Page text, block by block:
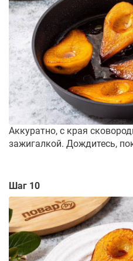
Аккуратно, с края
зажигалкой. Дождитесь,
Шаг 10